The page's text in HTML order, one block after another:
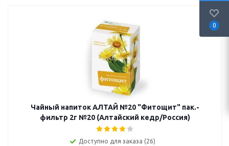
Чайный напиток АЛТАЙ №20 "Фитощит" пак.-
фильтр 2г №20 (Алтайский кедр/Россия)
Доступно для заказа (26)
0